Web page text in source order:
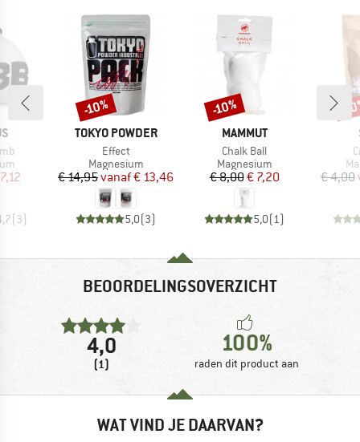
prijs
(3)
MERK
TOKYO POWDER
Artikel
Effect
Productgroep
Magnesium
Prijs
€ 14,95 Verlaagde prijs
vanaf€ 13,46
5,0(3)
Korting
-10%
MERK
MAMMUT
Artikel
Chalk Ball
Productgroep
Magnesium
Prijs
€ 8,00Verlaagde prijs
€ 7,20
5,0(1)
Korting
-10%
€ 4,00
-
BEOORDELINGSOVERZICHT
4,0
(1)
100%
raden dit product aan
WAT VIND JE DAARVAN?